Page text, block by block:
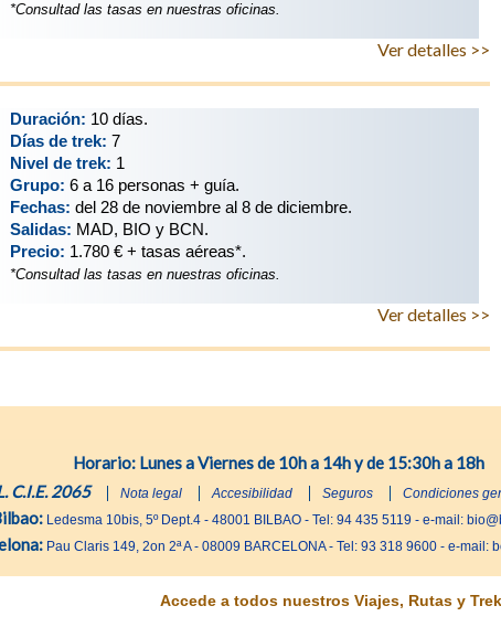
*Consultad las tasas en nuestras oficinas.
Ver detalles >>
Duración: 10 días.
Días de trek: 7
Nivel de trek: 1
Grupo: 6 a 16 personas + guía.
Fechas: del 28 de noviembre al 8 de diciembre.
Salidas: MAD, BIO y BCN.
Precio: 1.780 € + tasas aéreas*.
*Consultad las tasas en nuestras oficinas.
Ver detalles >>
Horario: Lunes a Viernes de 10h a 14h y de 15:30h a 18h
C.I.E. 2065
Nota legal Accesibilidad Seguros Condiciones
Ledesma 10bis, 5º Dept.4 - 48001 BILBAO - Tel: 94 435 5119 - e-mail:
Pau Claris 149, 2on 2ª A - 08009 BARCELONA - Tel: 93 318 9600 - e-mail:
Accede a todos nuestros Viajes, Rutas y